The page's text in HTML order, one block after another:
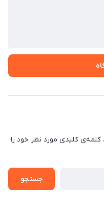
کلیدی مورد نظر خود را
جستجو